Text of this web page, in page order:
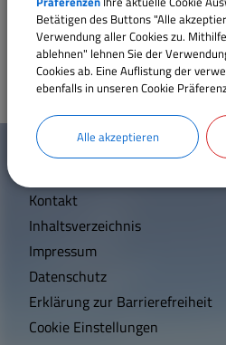
Sport und Freizeit
Sehenswertes
Satzungen und
Wärmeplanung
W
i
c
h
t
i
Mehr entdecken
Kontakt
Inhaltsverzeichnis
Impressum
Datenschutz
Erklärung zur Barrierefreiheit
Cookie Einstellungen
Betätigen des Buttons "Alle
Verwendung aller Cookies zu.
ablehnen" lehnen Sie der
Cookies ab. Eine Auflistung der
ebenfalls in unseren Cookie
Alle akzeptieren